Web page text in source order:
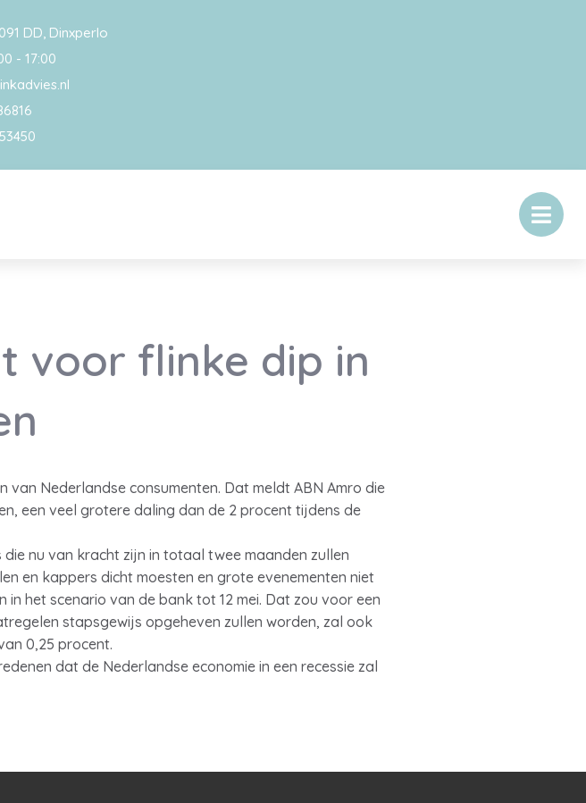
DD, Dinxperlo
- 17:00
voor flinke dip in
Nederlandse consumenten. Dat meldt ABN Amro die
een veel grotere daling dan de 2 procent tijdens de
nu van kracht zijn in totaal twee maanden zullen
en kappers dicht moesten en grote evenementen niet
het scenario van de bank tot 12 mei. Dat zou voor een
stapsgewijs opgeheven zullen worden, zal ook
0,25 procent.
dat de Nederlandse economie in een recessie zal